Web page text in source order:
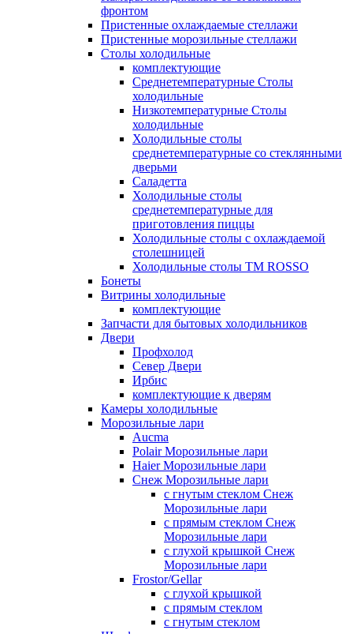
фронтом
Пристенные охлаждаемые стеллажи
Пристенные морозильные стеллажи
Столы холодильные
комплектующие
Среднетемпературные Столы
холодильные
Низкотемпературные Столы
холодильные
Холодильные столы
среднетемпературные со стеклянными
дверьми
Саладетта
Холодильные столы
среднетемпературные для
приготовления пиццы
Холодильные столы с охлаждаемой
столешницей
Холодильные столы ТМ ROSSO
Бонеты
Витрины холодильные
комплектующие
Запчасти для бытовых холодильников
Двери
Профхолод
Север Двери
Ирбис
комплектующие к дверям
Камеры холодильные
Морозильные лари
Aucma
Polair Морозильные лари
Haier Морозильные лари
Снеж Морозильные лари
с гнутым стеклом Снеж
Морозильные лари
с прямым стеклом Снеж
Морозильные лари
с глухой крышкой Снеж
Морозильные лари
Frostor/Gellar
с глухой крышкой
с прямым стеклом
с гнутым стеклом